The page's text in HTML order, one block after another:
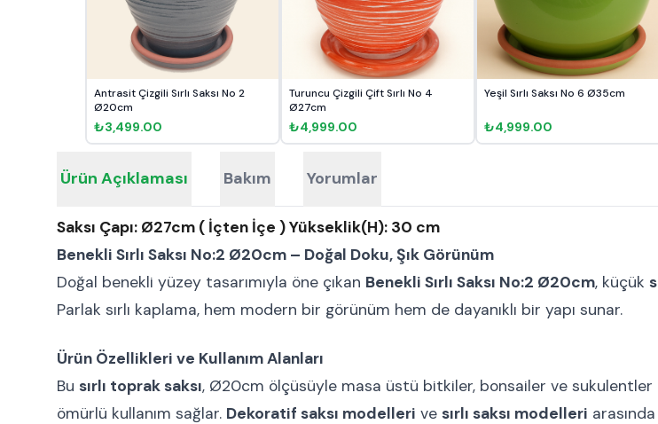
Antrasit Çizgili Sırlı Saksı No 2
Ø20cm
₺3,499.00
Turuncu Çizgili Çift Sırlı No 4
Ø27cm
₺4,999.00
Yeşil Sırlı Saksı No 6 Ø35cm
₺4,999.00
Ürün Açıklaması Bakım Yorumlar
Saksı Çapı: Ø27cm ( İçten İçe ) Yükseklik(H): 30 cm
Benekli Sırlı Saksı No:2 Ø20cm – Doğal Doku, Şık Görünüm
Doğal benekli yüzey tasarımıyla öne çıkan Benekli Sırlı Saksı No:2 Ø20cm, küçük
Parlak sırlı kaplama, hem modern bir görünüm hem de dayanıklı bir yapı sunar.
Ürün Özellikleri ve Kullanım Alanları
Bu sırlı toprak saksı, Ø20cm ölçüsüyle masa üstü bitkiler, bonsailer ve sukulentler
ömürlü kullanım sağlar. Dekoratif saksı modelleri ve sırlı saksı modelleri